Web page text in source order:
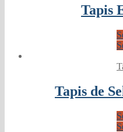
Tapis
Tapis de